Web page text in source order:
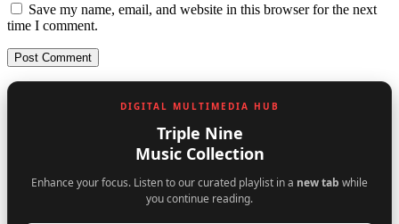
Save my name, email, and website in this browser for the next
time I comment.
DIGITAL MULTIMEDIA HUB
Triple Nine
Music Collection
Enhance your focus. Listen to our curated playlist in a new tab while
you continue reading.